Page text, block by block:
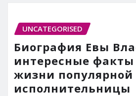
UNCATEGORISED
Биография Евы
интересные
жизни популярной
исполнительницы